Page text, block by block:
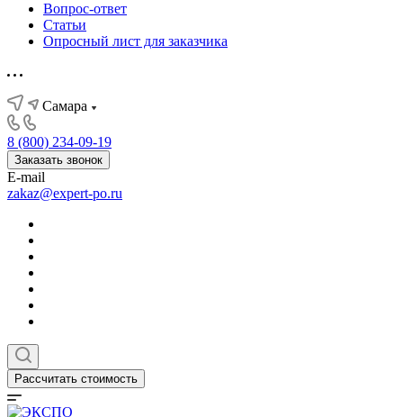
Вопрос-ответ
Статьи
Опросный лист для заказчика
Самара
8 (800) 234-09-19
Заказать звонок
E-mail
zakaz@expert-po.ru
Рассчитать стоимость